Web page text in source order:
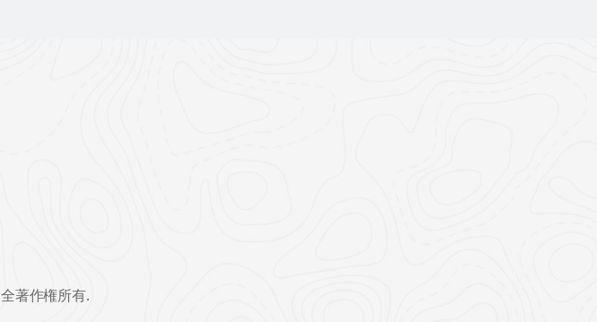
全著作権所有.